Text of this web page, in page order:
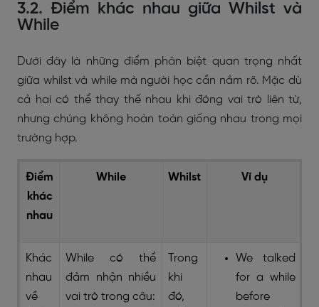
3.2. Điểm khác nhau giữa Whilst và
While
Dưới đây là những điểm phân biệt quan trọng nhất
giữa whilst và while mà người học cần nắm rõ. Mặc dù
cả hai có thể thay thế nhau khi đóng vai trò liên từ,
nhưng chúng không hoàn toàn giống nhau trong mọi
trường hợp.
Điểm
khác
nhau
While Whilst Ví dụ
Khác
nhau
về
While có thể
đảm nhận nhiều
vai trò trong câu:
Trong
khi
đó,
We talked
for a while
before